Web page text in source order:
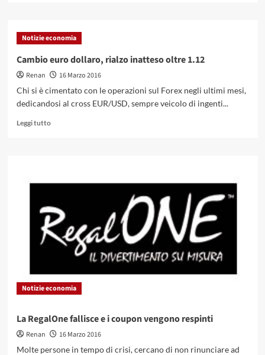
Il
canone
si
pagherà
o
Notizie economia
Cambio euro dollaro, rialzo inatteso oltre 1.12
Renan
16 Marzo 2016
Chi si è cimentato con le operazioni sul Forex negli ultimi mesi,
dedicandosi al cross EUR/USD, sempre veicolo di ingenti...
Leggi tuttoLeggi
inatteso
oltre
1.12
Notizie economia
La RegalOne fallisce e i coupon vengono respinti
Renan
16 Marzo 2016
Molte persone in tempo di crisi, cercano di non rinunciare ad